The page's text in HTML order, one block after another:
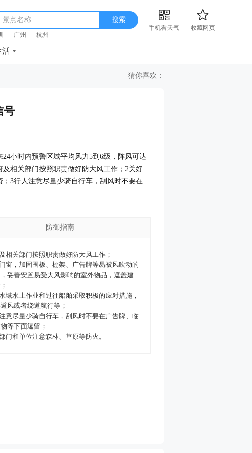
景点名称 搜索
手机看天气
收藏网页
广州 杭州
活
猜你喜欢：
号
小时内预警区域平均风力5到6级，阵风可达
相关部门按照职责做好防大风工作；2关好
3行人注意尽量少骑自行车，刮风时不要在
防御指南
相关部门按照职责做好防大风工作；
窗，加固围板、棚架、广告牌等易被风吹动的
妥善安置易受大风影响的室外物品，遮盖建
域水上作业和过往船舶采取积极的应对措施，
风或者绕道航行等；
意尽量少骑自行车，刮风时不要在广告牌、临
等下面逗留；
门和单位注意森林、草原等防火。